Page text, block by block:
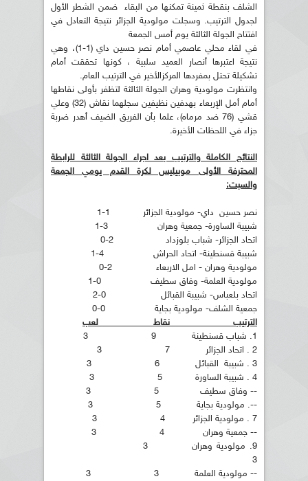
الشلف بنقطة ثمينة تمكنها من البقاء ضمن الشطر الأول
لجدول الترتيب. وسجلت مولودية الجزائر نتيجة التعادل في
افتتاح الجولة الثالثة يوم أمس الجمعة
في لقاء محلي عاصمي أمام نصر حسين داي (1-1)، وهي
نتيجة اعتبرها أنصار العميد سلبية ، كونها تحققت أمام
تشكيلة تحتل بمفردها المركزالأخير في الترتيب العام.
وانتظرت مولودية وهران الجولة الثالثة لتظفر بأولى نقاطها
أمام أمل الإربعاء بهدفين نظيفين سجلهما نقاش (32) وعلي
قشي (76 ضد مرماه)، علما بأن الفريق الضيف أهدر ضربة
جزاء في اللحظات الأخيرة.
النتائج الكاملة والترتيب بعد اجراء الجولة الثالثة للرابطة
المحترفة الأولى موبيليس لكرة القدم يومي الجمعة
والسبت:
نصر حسين داي- مولودية الجزائر 1-1
شبيبة الساورة- جمعية وهران 3-1
اتحاد الجزائر- شباب بلوزداد 2-0
شبيبة قسنطينة- اتحاد الحراش 4-1
مولودية وهران - امل الاربعاء 2-0
مولودية العلمة- وفاق سطيف 0-1
اتحاد بلعباس- شبيبة القبائل 0-2
جمعية الشلف- مولودية بجاية 0-0
الترتيب نقاط لعب
1. شباب قسنطينة 9 3
2 . اتحاد الجزائر 7 3
3 . شبيبة القبائل 6 3
4 . شبيبة الساورة 5 3
-- وفاق سطيف 5 3
--. مولودية بجاية 5 3
7 . مولودية الجزائر 4 3
-- جمعية وهران 4 3
9. مولودية وهران 3
3
-- مولودية العلمة 3 3